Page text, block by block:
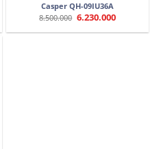
Casper QH-09IU36A
8.500.000 Giá
gốc
là:
6.230.000Giá
tại